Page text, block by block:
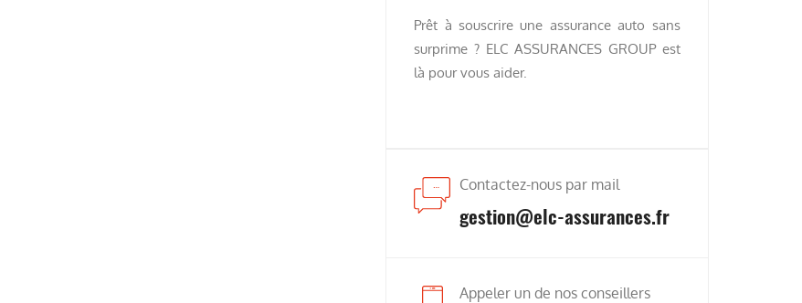
Prêt à souscrire une assurance auto sans
surprime ? ELC ASSURANCES GROUP est
là pour vous aider.
Contactez-nous par mail
gestion@elc-assurances.fr
Appeler un de nos conseillers